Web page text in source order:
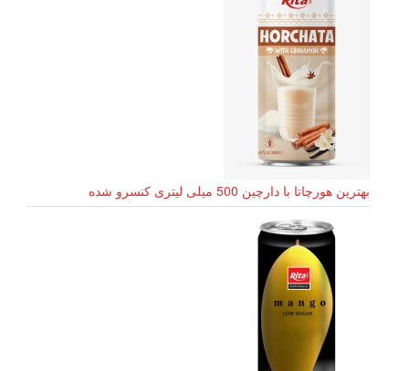
بهترین هورچاتا با دارچین 500 میلی لیتری کنسرو شده